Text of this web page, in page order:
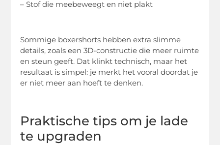
– Stof die meebeweegt en niet plakt
Sommige boxershorts hebben extra slimme
details, zoals een 3D-constructie die meer ruimte
en steun geeft. Dat klinkt technisch, maar het
resultaat is simpel: je merkt het vooral doordat je
er niet meer aan hoeft te denken.
Praktische tips om je lade
te upgraden